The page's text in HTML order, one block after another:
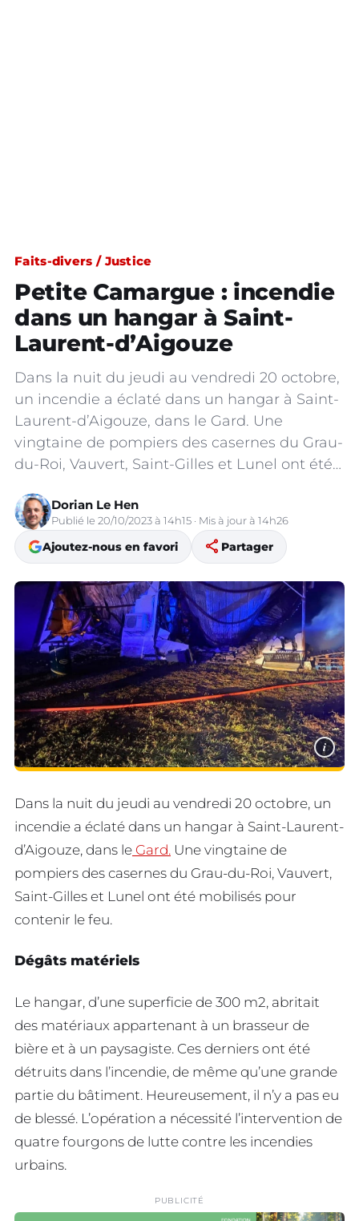
Faits-divers / Justice
Petite Camargue : incendie
dans un hangar à Saint-
Laurent-d’Aigouze
Dans la nuit du jeudi au vendredi 20 octobre,
un incendie a éclaté dans un hangar à Saint-
Laurent-d’Aigouze, dans le Gard. Une
vingtaine de pompiers des casernes du Grau-
du-Roi, Vauvert, Saint-Gilles et Lunel ont été…
Dorian Le Hen
Publié le 20/10/2023 à 14h15 · Mis à jour à 14h26
Ajoutez-nous en favori share Partager
i
Dans la nuit du jeudi au vendredi 20 octobre, un
incendie a éclaté dans un hangar à Saint-Laurent-
d’Aigouze, dans le Gard. Une vingtaine de
pompiers des casernes du Grau-du-Roi, Vauvert,
Saint-Gilles et Lunel ont été mobilisés pour
contenir le feu.
Dégâts matériels
Le hangar, d’une superficie de 300 m2, abritait
des matériaux appartenant à un brasseur de
bière et à un paysagiste. Ces derniers ont été
détruits dans l’incendie, de même qu’une grande
partie du bâtiment. Heureusement, il n’y a pas eu
de blessé. L’opération a nécessité l’intervention de
quatre fourgons de lutte contre les incendies
urbains.
PUBLICITÉ